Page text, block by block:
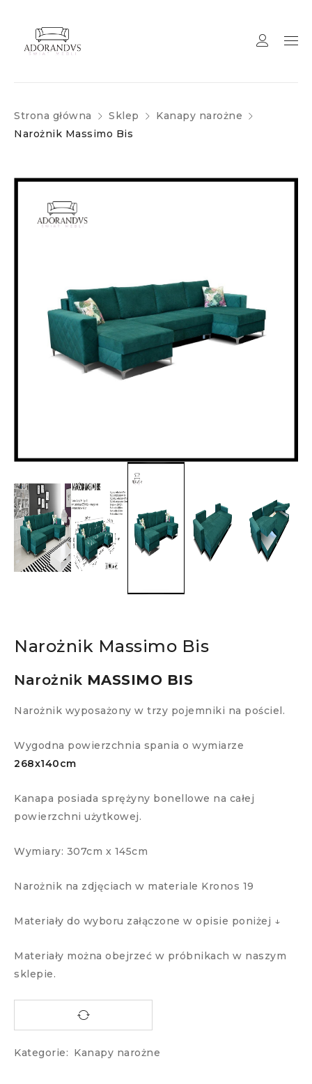
Strona główna Sklep
Kanapy narożne
Narożnik Massimo Bis
Narożnik Massimo Bis
Narożnik MASSIMO BIS
Narożnik wyposażony w trzy pojemniki na pościel.
Wygodna powierzchnia spania o wymiarze
268x140cm
Kanapa posiada sprężyny bonellowe na całej
powierzchni użytkowej.
Wymiary: 307cm x 145cm
Narożnik na zdjęciach w materiale Kronos 19
Materiały do wyboru załączone w opisie poniżej ↓
Materiały można obejrzeć w próbnikach w naszym
sklepie.
Kategorie: Kanapy narożne